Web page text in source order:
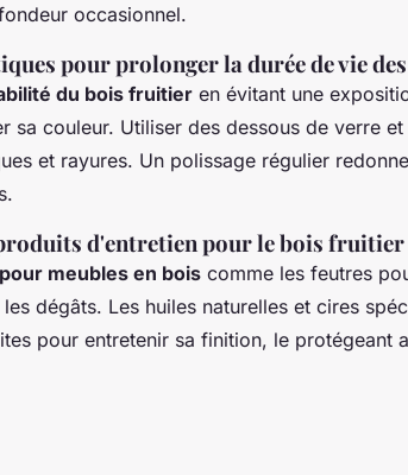
occasionnel.
pour prolonger la durée de vie
du bois fruitier en évitant une
sa couleur. Utiliser des dessous de verre
et rayures. Un polissage régulier
d'entretien pour le bois fruitier
meubles en bois comme les feutres
dégâts. Les huiles naturelles et cires
pour entretenir sa finition, le protégeant